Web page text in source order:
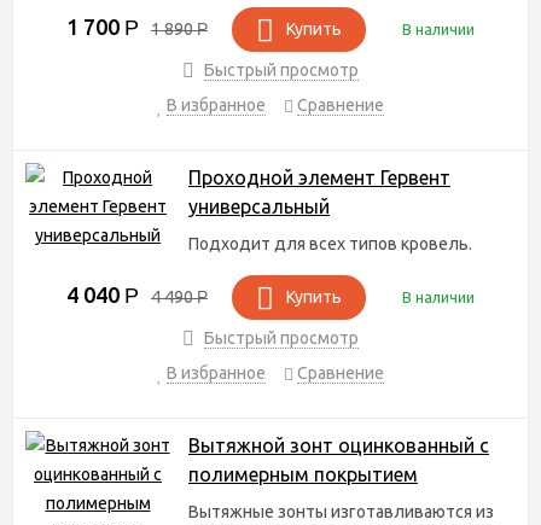
1 700 Р 1 890Р Купить В наличии
Быстрый просмотр
В избранное
Сравнение
Проходной элемент Гервент
универсальный
Подходит для всех типов кровель.
4 040 Р 4 490Р Купить В наличии
Быстрый просмотр
В избранное
Сравнение
Вытяжной зонт оцинкованный с
полимерным покрытием
Вытяжные зонты изготавливаются из